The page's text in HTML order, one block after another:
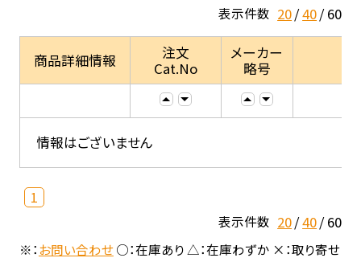
表示件数 20 40 60
商品詳細情報
注文
Cat.No
メーカー
略号
情報はございません
1
表示件数 20 40 60
※：お問い合わせ○：在庫あり △：在庫わずか ×：取り寄せ